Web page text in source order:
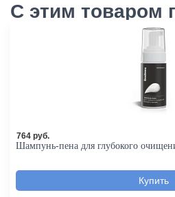
С этим товаром
Шампунь-пена для глубокого
764 руб.